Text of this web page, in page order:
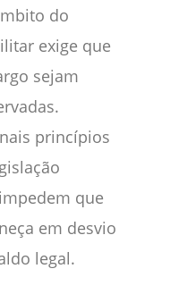
do
exige que
sejam
princípios
que
em desvio
legal.